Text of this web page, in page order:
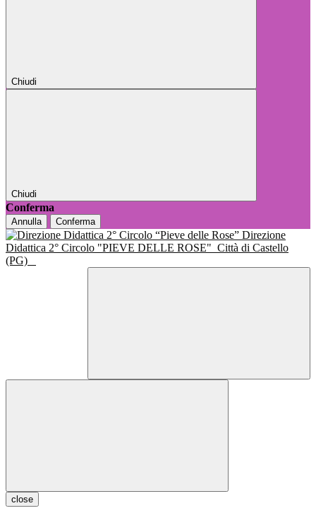
Chiudi
Chiudi
Conferma
Annulla Conferma
Direzione
Didattica 2° Circolo "PIEVE DELLE ROSE" Città di Castello
(PG)
close